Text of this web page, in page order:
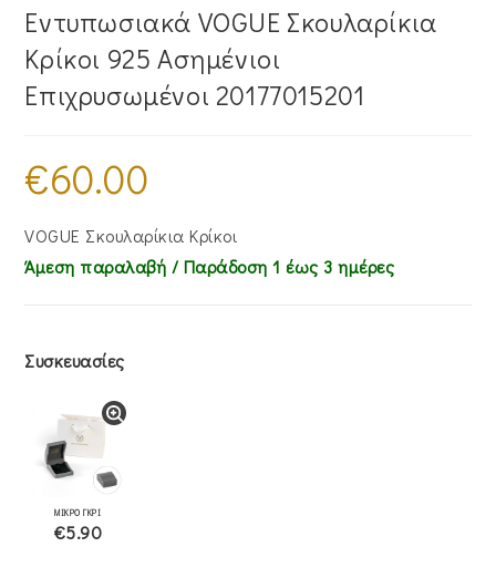
Εντυπωσιακά VOGUE Σκουλαρίκια
Κρίκοι 925 Ασημένιοι
Επιχρυσωμένοι 20177015201
€60.00
VOGUE Σκουλαρίκια Κρίκοι
Άμεση παραλαβή / Παράδoση 1 έως 3 ημέρες
Συσκευασίες
ΜΙΚΡΟ ΓΚΡΙ
€5.90